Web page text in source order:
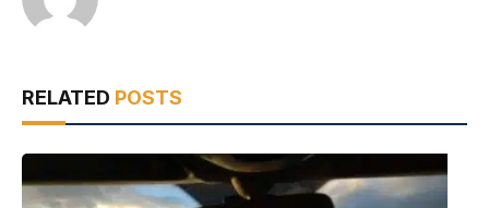
RELATED POSTS